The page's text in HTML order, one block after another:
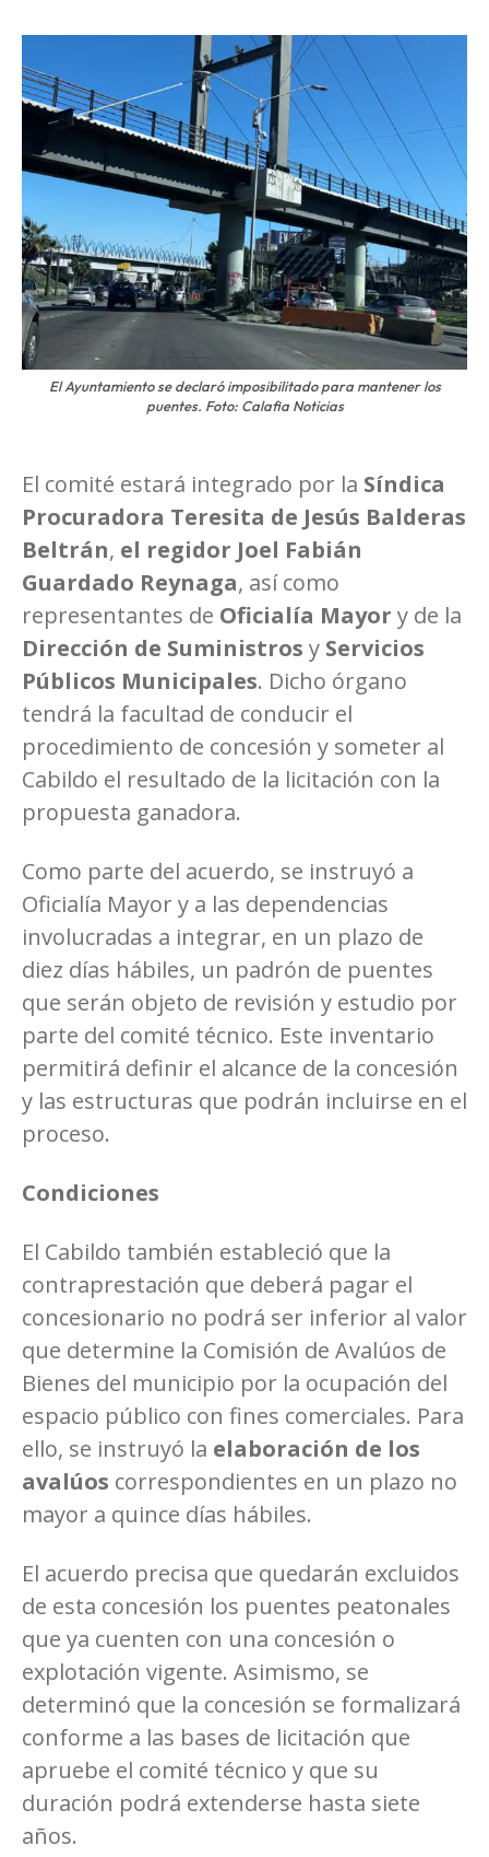
El Ayuntamiento se declaró imposibilitado para mantener los
puentes. Foto: Calafia Noticias
El comité estará integrado por la Síndica
Procuradora Teresita de Jesús Balderas
Beltrán, el regidor Joel Fabián
Guardado Reynaga, así como
representantes de Oficialía Mayor y de la
Dirección de Suministros y Servicios
Públicos Municipales. Dicho órgano
tendrá la facultad de conducir el
procedimiento de concesión y someter al
Cabildo el resultado de la licitación con la
propuesta ganadora.
Como parte del acuerdo, se instruyó a
Oficialía Mayor y a las dependencias
involucradas a integrar, en un plazo de
diez días hábiles, un padrón de puentes
que serán objeto de revisión y estudio por
parte del comité técnico. Este inventario
permitirá definir el alcance de la concesión
y las estructuras que podrán incluirse en el
proceso.
Condiciones
El Cabildo también estableció que la
contraprestación que deberá pagar el
concesionario no podrá ser inferior al valor
que determine la Comisión de Avalúos de
Bienes del municipio por la ocupación del
espacio público con fines comerciales. Para
ello, se instruyó la elaboración de los
avalúos correspondientes en un plazo no
mayor a quince días hábiles.
El acuerdo precisa que quedarán excluidos
de esta concesión los puentes peatonales
que ya cuenten con una concesión o
explotación vigente. Asimismo, se
determinó que la concesión se formalizará
conforme a las bases de licitación que
apruebe el comité técnico y que su
duración podrá extenderse hasta siete
años.